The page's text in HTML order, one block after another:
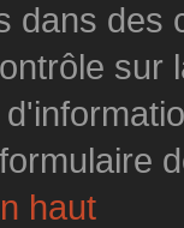
dans des
sur
haut